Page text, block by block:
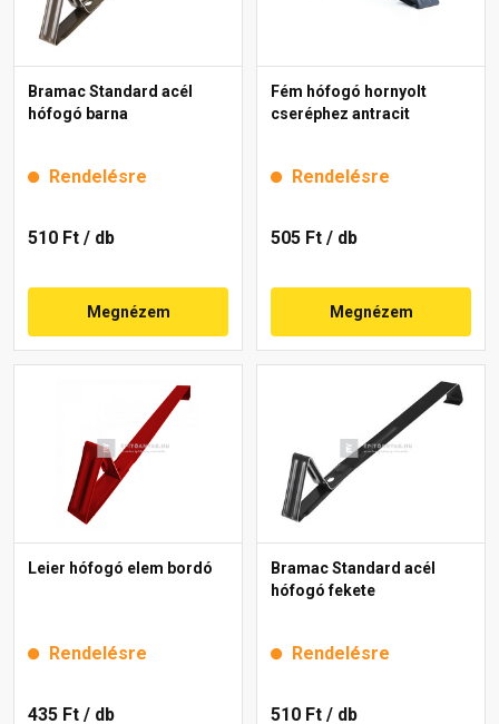
Bramac Standard acél
hófogó barna
Rendelésre
510 Ft / db
Megnézem
Fém hófogó hornyolt
cseréphez antracit
Rendelésre
505 Ft / db
Megnézem
Leier hófogó elem bordó
Rendelésre
435 Ft / db
Bramac Standard acél
hófogó fekete
Rendelésre
510 Ft / db